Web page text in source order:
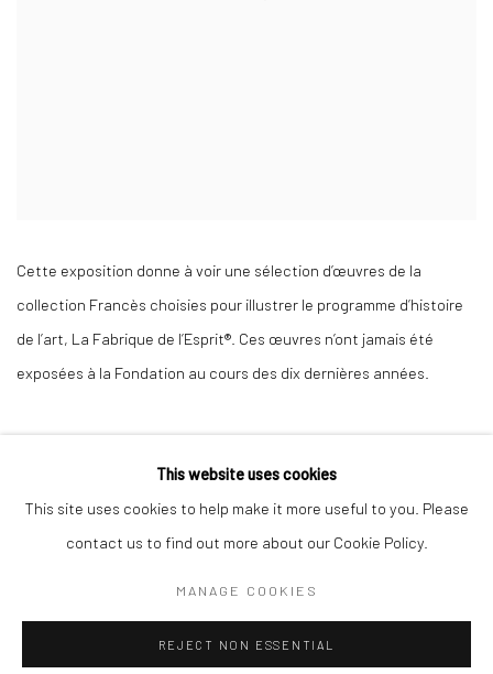
Cette exposition donne à voir une sélection d’œuvres de la
collection Francès choisies pour illustrer le programme d’histoire
de l’art, La Fabrique de l’Esprit®. Ces œuvres n’ont jamais été
exposées à la Fondation au cours des dix dernières années.
Certaines œuvres interrogent le vivant comme celles créées par
les artistes en résidence Lucas Dauvergne et Mathieu
Corticchiato qui seront assistés par une équipe de fourmis
tisserandes. Du regard nait alors l’expérience.
This website uses cookies
This site uses cookies to help make it more useful to you. Please
contact us to find out more about our Cookie Policy.
MANAGE COOKIES
REJECT NON ESSENTIAL